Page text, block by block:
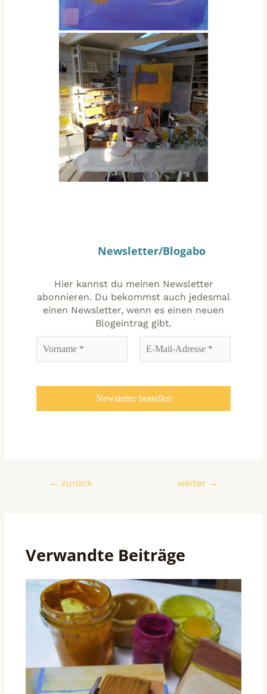
Newsletter/Blogabo
Hier kannst du meinen Newsletter
abonnieren. Du bekommst auch jedesmal
einen Newsletter, wenn es einen neuen
Blogeintrag gibt.
*
Mail-
Adresse
← zurück weiter →
Verwandte Beiträge